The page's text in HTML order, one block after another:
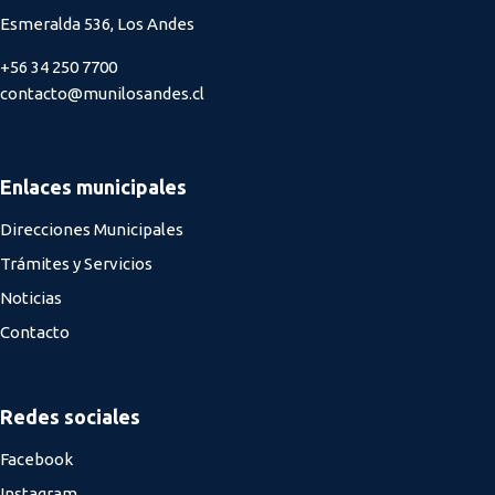
Esmeralda 536, Los Andes
+56 34 250 7700
contacto@munilosandes.cl
Enlaces municipales
Direcciones Municipales
Trámites y Servicios
Noticias
Contacto
Redes sociales
Facebook